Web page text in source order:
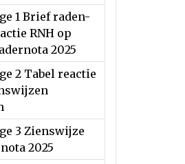
1 Brief raden-
RNH op
2025
2 Tabel reactie
3 Zienswijze
2025